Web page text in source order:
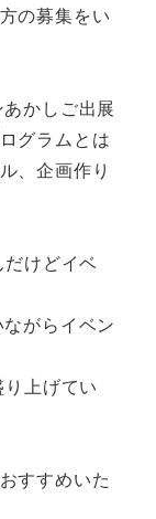
の募集をい
かしご出展
グラムとは
、企画作り
けどイベ
がらイベン
上げてい
すすめいた